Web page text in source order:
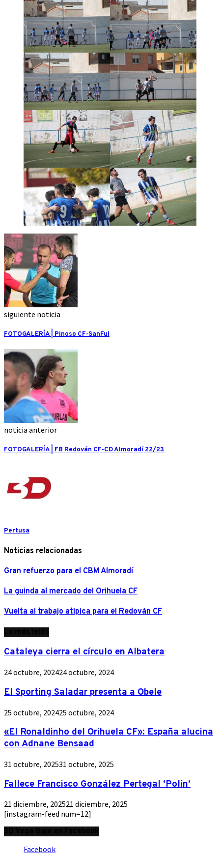
siguiente noticia
FOTOGALERÍA | Pinoso CF-SanFul
noticia anterior
FOTOGALERÍA | FB Redován CF-CD Almoradí 22/23
Pertusa
Noticias relacionadas
Gran refuerzo para el CBM Almoradí
La guinda al mercado del Orihuela CF
Vuelta al trabajo atípica para el Redován CF
Cataleya cierra el círculo en Albatera
24 octubre, 202424 octubre, 2024
El Sporting Saladar presenta a Obele
25 octubre, 202425 octubre, 2024
«El Ronaldinho del Orihuela CF»: España alucina
con Adnane Bensaad
31 octubre, 202531 octubre, 2025
Fallece Francisco González Pertegal ‘Polín’
21 diciembre, 202521 diciembre, 2025
[instagram-feed num=12]
Facebook